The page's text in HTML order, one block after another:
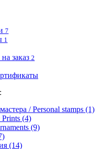
7
1
заказ 2
/ Personal stamps (1)
(4)
(9)
(14)